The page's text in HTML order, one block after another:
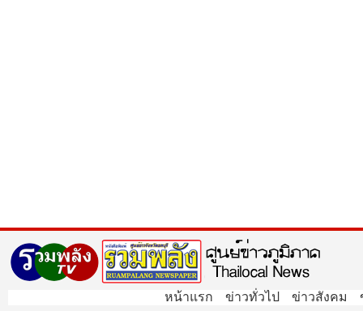
หน้าแรก ข่าวทั่วไป ข่าวสังคม